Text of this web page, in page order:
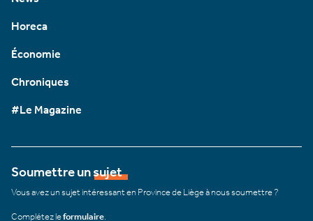
Horeca
Économie
Chroniques
#Le Magazine
Soumettre un sujet
Vous avez un sujet intéressant en Province de Liège à nous soumettre ?
Complétez leformulaire